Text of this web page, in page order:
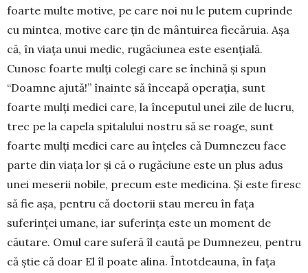
foarte multe motive, pe care noi nu le putem cuprinde
cu mintea, motive care țin de mântuirea fiecăruia. Așa
că, în viața unui medic, rugăciunea este esențială.
Cunosc foarte mulți colegi care se închină și spun
“Doamne ajută!” înainte să înceapă operația, sunt
foarte mulți medici care, la începutul unei zile de lucru,
trec pe la capela spitalului nostru să se roage, sunt
foarte mulți medici care au înțeles că Dumnezeu face
parte din viața lor și că o rugăciune este un plus adus
unei meserii nobile, precum este medicina. Și este firesc
să fie așa, pentru că doctorii stau mereu în fața
suferinței umane, iar suferința este un moment de
căutare. Omul care suferă îl caută pe Dumnezeu, pentru
că știe că doar El îl poate alina. Întotdeauna, în fața